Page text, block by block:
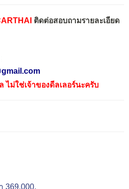
ติดต่อสอบถามรายละเอียด
ไม่ใช่เจ้าของดีลเลอร์นะครับ
369,000.